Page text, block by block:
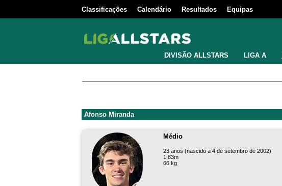
Classificações Calendário Resultados Equipas
DIVISÃO ALLSTARS LIGA A
Afonso Miranda
Médio
23 anos (nascido a 4 de setembro de 2002)
1,83m
66 kg